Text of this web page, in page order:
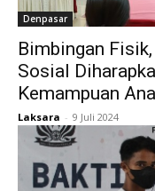
Denpasar
Bimbingan
Sosial
Kemampuan
Laksara - 9 Juli 2024